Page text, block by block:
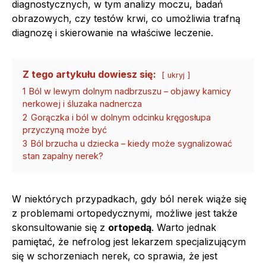
diagnostycznych, w tym analizy moczu, badań
obrazowych, czy testów krwi, co umożliwia trafną
diagnozę i skierowanie na właściwe leczenie.
Z tego artykułu dowiesz się: ukryj
1 Ból w lewym dolnym nadbrzuszu – objawy kamicy
nerkowej i śluzaka nadnercza
2 Gorączka i ból w dolnym odcinku kręgosłupa
przyczyną może być
3 Ból brzucha u dziecka – kiedy może sygnalizować
stan zapalny nerek?
W niektórych przypadkach, gdy ból nerek wiąże się
z problemami ortopedycznymi, możliwe jest także
skonsultowanie się z ortopedą. Warto jednak
pamiętać, że nefrolog jest lekarzem specjalizującym
się w schorzeniach nerek, co sprawia, że jest